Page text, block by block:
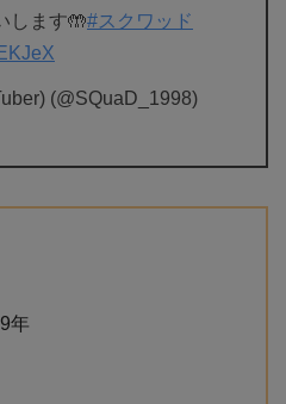
します🤲#スクワッド
(@SQuaD_1998)
年